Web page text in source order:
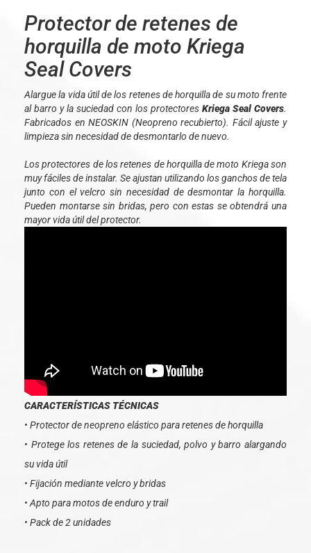
Protector de retenes de
horquilla de moto Kriega
Seal Covers
Alargue la vida útil de los retenes de horquilla de su moto frente
al barro y la suciedad con los protectores Kriega Seal Covers.
Fabricados en NEOSKIN (Neopreno recubierto). Fácil ajuste y
limpieza sin necesidad de desmontarlo de nuevo.
Los protectores de los retenes de horquilla de moto Kriega son
muy fáciles de instalar. Se ajustan utilizando los ganchos de tela
junto con el velcro sin necesidad de desmontar la horquilla.
Pueden montarse sin bridas, pero con estas se obtendrá una
mayor vida útil del protector.
CARACTERÍSTICAS TÉCNICAS
• Protector de neopreno elástico para retenes de horquilla
• Protege los retenes de la suciedad, polvo y barro alargando
su vida útil
• Fijación mediante velcro y bridas
• Apto para motos de enduro y trail
• Pack de 2 unidades